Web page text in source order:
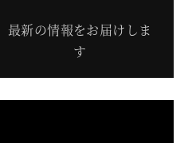
最新の情報をお届けしま
す